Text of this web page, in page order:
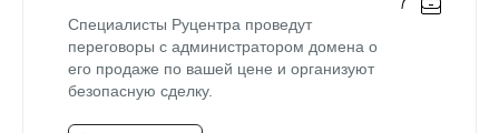
Специалисты Руцентра проведут
переговоры с администратором домена о
его продаже по вашей цене и организуют
безопасную сделку.